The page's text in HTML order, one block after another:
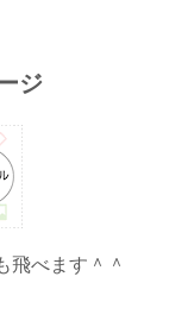
ジ
飛べます＾＾